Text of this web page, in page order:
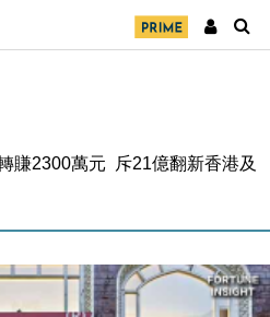
賺2300萬元 斥21億翻新香港及
落至51 企業擴張放慢兼縮減人